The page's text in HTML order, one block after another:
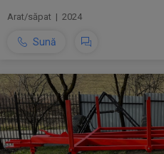
Arat/săpat | 2024
Sună